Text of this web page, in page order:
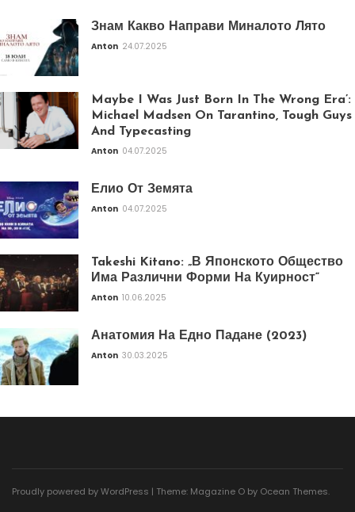
Знам Какво Направи Миналото Лято
Anton 24.07.2025
Maybe I Was Just Born In The Wrong Era’:
Michael Madsen On Tarantino, Tough Guys
And Typecasting
Anton 04.07.2025
Елио От Земята
Anton 04.07.2025
Takeshi Kitano: „В Японското Общество
Има Различни Форми На Куирност“
Anton 10.06.2025
Анатомия На Едно Падане (2023)
Anton 30.03.2025
Proudly powered by WordPress | Theme: Magazine O by Ocean Themes.